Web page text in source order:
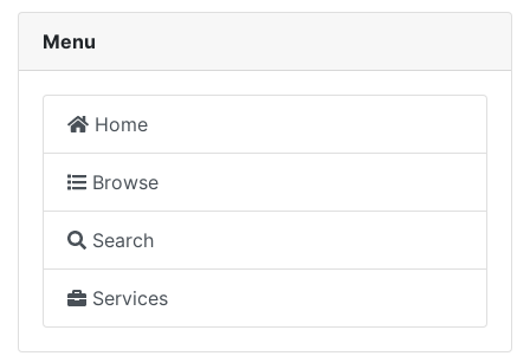
Menu
Home
Browse
Search
Services